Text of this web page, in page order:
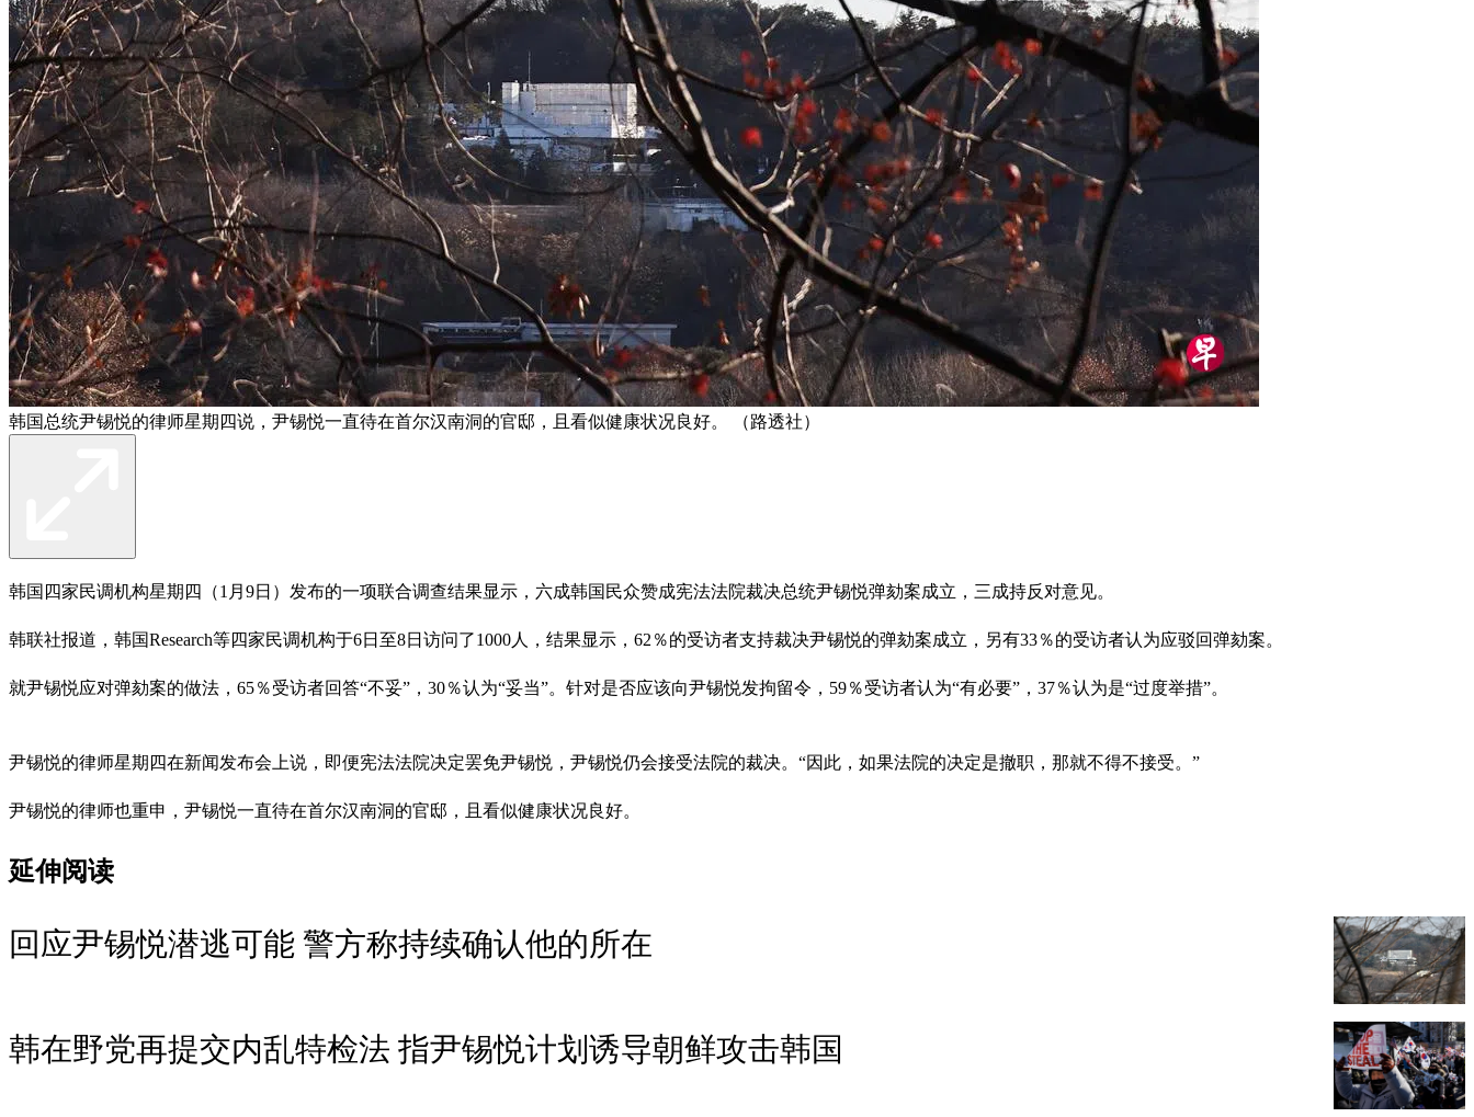
韩国总统尹锡悦的律师星期四说，尹锡悦一直待在首尔汉南洞的官邸，且看似健康状况良好。 （路透社）
韩国四家民调机构星期四（1月9日）发布的一项联合调查结果显示，六成韩国民众赞成宪法法院裁决总统尹锡悦弹劾案成立，三成持反对意见。
韩联社报道，韩国Research等四家民调机构于6日至8日访问了1000人，结果显示，62％的受访者支持裁决尹锡悦的弹劾案成立，另有33％的受访者认为应驳回弹劾案。
就尹锡悦应对弹劾案的做法，65％受访者回答“不妥”，30％认为“妥当”。针对是否应该向尹锡悦发拘留令，59％受访者认为“有必要”，37％认为是“过度举措”。
尹锡悦的律师星期四在新闻发布会上说，即便宪法法院决定罢免尹锡悦，尹锡悦仍会接受法院的裁决。“因此，如果法院的决定是撤职，那就不得不接受。”
尹锡悦的律师也重申，尹锡悦一直待在首尔汉南洞的官邸，且看似健康状况良好。
延伸阅读
回应尹锡悦潜逃可能 警方称持续确认他的所在
韩在野党再提交内乱特检法 指尹锡悦计划诱导朝鲜攻击韩国